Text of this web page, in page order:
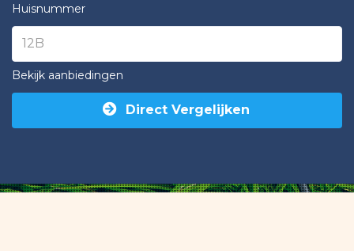
Huisnummer
Bekijk aanbiedingen
Direct Vergelijken